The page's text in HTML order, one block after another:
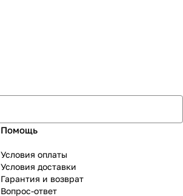
Помощь
Условия оплаты
Условия доставки
Гарантия и возврат
Вопрос-ответ